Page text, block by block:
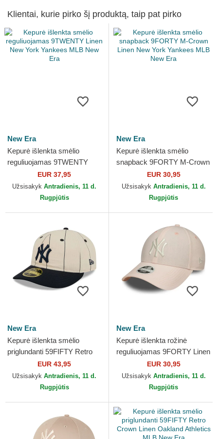
Klientai, kurie pirko šį produktą, taip pat pirko
New Era
Kepurė išlenkta smėlio
reguliuojamas 9TWENTY
Linen New York Yankees
MLB New Era
EUR 37,95
Užsisakyk Antradienis, 11 d.
Rugpjūtis
New Era
Kepurė išlenkta smėlio
snapback 9FORTY M-Crown
Linen New York Yankees
MLB New Era
EUR 30,95
Užsisakyk Antradienis, 11 d.
Rugpjūtis
New Era
Kepurė išlenkta smėlio
priglundanti 59FIFTY Retro
Crown Linen New York
Yankees MLB New Era
EUR 43,95
Užsisakyk Antradienis, 11 d.
Rugpjūtis
New Era
Kepurė išlenkta rožinė
reguliuojamas 9FORTY Linen
New York Yankees MLB New
Era
EUR 30,95
Užsisakyk Antradienis, 11 d.
Rugpjūtis